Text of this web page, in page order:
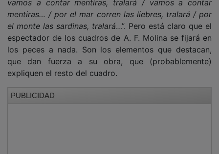
mentiras… / por el mar corren las liebres, tralará / por
el monte las sardinas, tralará…”. Pero está claro que el
espectador de los cuadros de A. F. Molina se fijará en
los peces a nada. Son los elementos que destacan,
que dan fuerza a su obra, que (probablemente)
expliquen el resto del cuadro.